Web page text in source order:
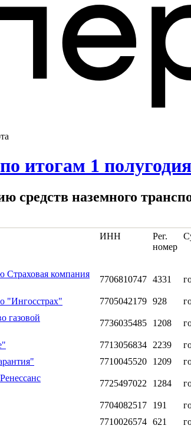
итогам 1 полугодия
средств наземного
ИНН
Рег.
номер
Страховая компания
7706810747 4331
"Ингосстрах" 7705042179 928
газовой
7736035485 1208
7713056834 2239
7710045520 1209
7725497022 1284
7704082517 191
7710026574 621